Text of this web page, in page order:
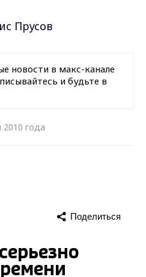
Прусов
новости в макс-канале
и будьте в
года
Поделиться